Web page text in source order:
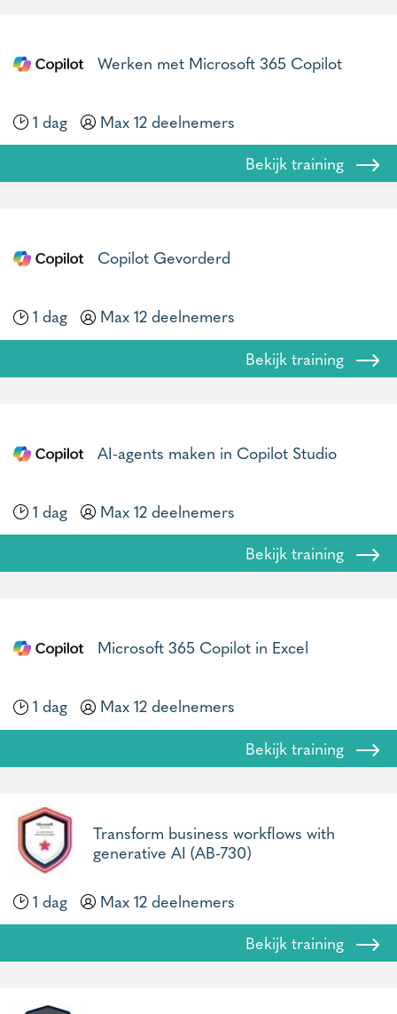
Werken met Microsoft 365 Copilot
1 dag
Max 12 deelnemers
Bekijk training
Copilot Gevorderd
1 dag
Max 12 deelnemers
Bekijk training
AI-agents maken in Copilot Studio
1 dag
Max 12 deelnemers
Bekijk training
Microsoft 365 Copilot in Excel
1 dag
Max 12 deelnemers
Bekijk training
Transform business workflows with
generative AI (AB-730)
1 dag
Max 12 deelnemers
Bekijk training